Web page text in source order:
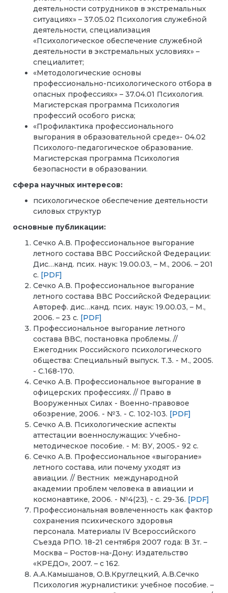
деятельности сотрудников в экстремальных
ситуациях» – 37.05.02 Психология служебной
деятельности, специализация
«Психологическое обеспечение служебной
деятельности в экстремальных условиях» –
специалитет;
«Методологические основы
профессионально-психологического отбора в
опасных профессиях» – 37.04.01 Психология.
Магистерская программа Психология
профессий особого риска;
«Профилактика профессионального
выгорания в образовательной среде»- 04.02
Психолого-педагогическое образование.
Магистерская программа Психология
безопасности в образовании.
сфера научных интересов:
психологическое обеспечение деятельности
силовых структур
основные публикации:
Сечко А.В. Профессиональное выгорание
летного состава ВВС Российской Федерации:
Дис…канд. псих. наук: 19.00.03, – М., 2006. – 201
с. [PDF]
Сечко А.В. Профессиональное выгорание
летного состава ВВС Российской Федерации:
Автореф. дис…канд. псих. наук: 19.00.03, – М.,
2006. – 23 с. [PDF]
Профессиональное выгорание летного
состава ВВС, постановка проблемы. //
Ежегодник Российского психологического
общества: Специальный выпуск. Т.3. - М., 2005.
- С.168-170.
Сечко А.В. Профессиональное выгорание в
офицерских профессиях. // Право в
Вооруженных Силах - Военно-правовое
обозрение, 2006. - №3. - С. 102-103. [PDF]
Сечко А.В. Психологические аспекты
аттестации военнослужащих: Учебно-
методическое пособие. - М: ВУ, 2005.- 92 с.
Сечко А.В. Профессиональное «выгорание»
летного состава, или почему уходят из
авиации. // Вестник международной
академии проблем человека в авиации и
космонавтике, 2006. - №4(23), - с. 29-36. [PDF]
Профессиональная вовлеченность как фактор
сохранения психического здоровья
персонала. Материалы IV Всероссийского
Съезда РПО. 18-21 сентября 2007 года: В 3т. –
Москва – Ростов-на-Дону: Издательство
«КРЕДО», 2007. – с 162.
А.А.Камышанов, О.В.Круглецкий, А.В.Сечко
Психология журналистики: учебное пособие. –